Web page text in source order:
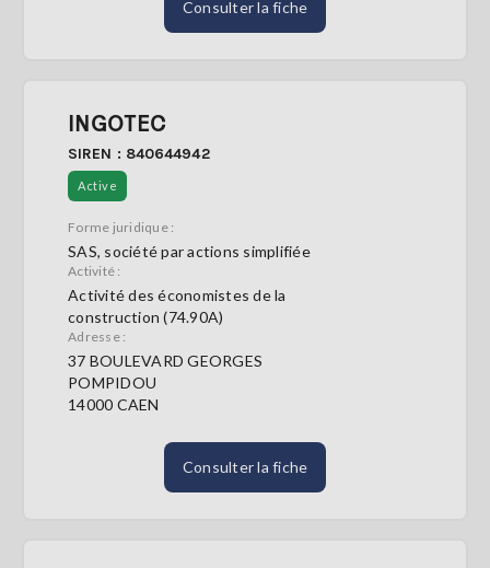
Consulter la fiche
INGOTEC
SIREN : 840644942
Active
Forme juridique :
SAS, société par actions simplifiée
Activité :
Activité des économistes de la
construction (74.90A)
Adresse :
37 BOULEVARD GEORGES
POMPIDOU
14000 CAEN
Consulter la fiche